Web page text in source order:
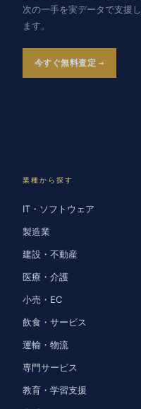
次の一手を実データで支援し
ます。
今すぐ無料査定
業種から探す
IT・ソフトウェア
製造業
建設・不動産
医療・介護
小売・EC
飲食・サービス
運輸・物流
専門サービス
教育・学習支援